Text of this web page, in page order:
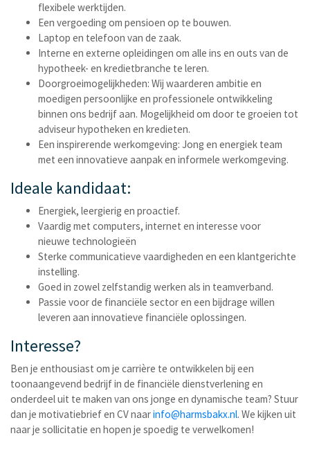
flexibele werktijden.
Een vergoeding om pensioen op te bouwen.
Laptop en telefoon van de zaak.
Interne en externe opleidingen om alle ins en outs van de
hypotheek- en kredietbranche te leren.
Doorgroeimogelijkheden: Wij waarderen ambitie en
moedigen persoonlijke en professionele ontwikkeling
binnen ons bedrijf aan. Mogelijkheid om door te groeien tot
adviseur hypotheken en kredieten.
Een inspirerende werkomgeving: Jong en energiek team
met een innovatieve aanpak en informele werkomgeving.
Ideale kandidaat:
Energiek, leergierig en proactief.
Vaardig met computers, internet en interesse voor
nieuwe technologieën
Sterke communicatieve vaardigheden en een klantgerichte
instelling.
Goed in zowel zelfstandig werken als in teamverband.
Passie voor de financiële sector en een bijdrage willen
leveren aan innovatieve financiële oplossingen.
Interesse?
Ben je enthousiast om je carrière te ontwikkelen bij een
toonaangevend bedrijf in de financiële dienstverlening en
onderdeel uit te maken van ons jonge en dynamische team? Stuur
dan je motivatiebrief en CV naarinfo@harmsbakx.nl. We kijken uit
naar je sollicitatie en hopen je spoedig te verwelkomen!